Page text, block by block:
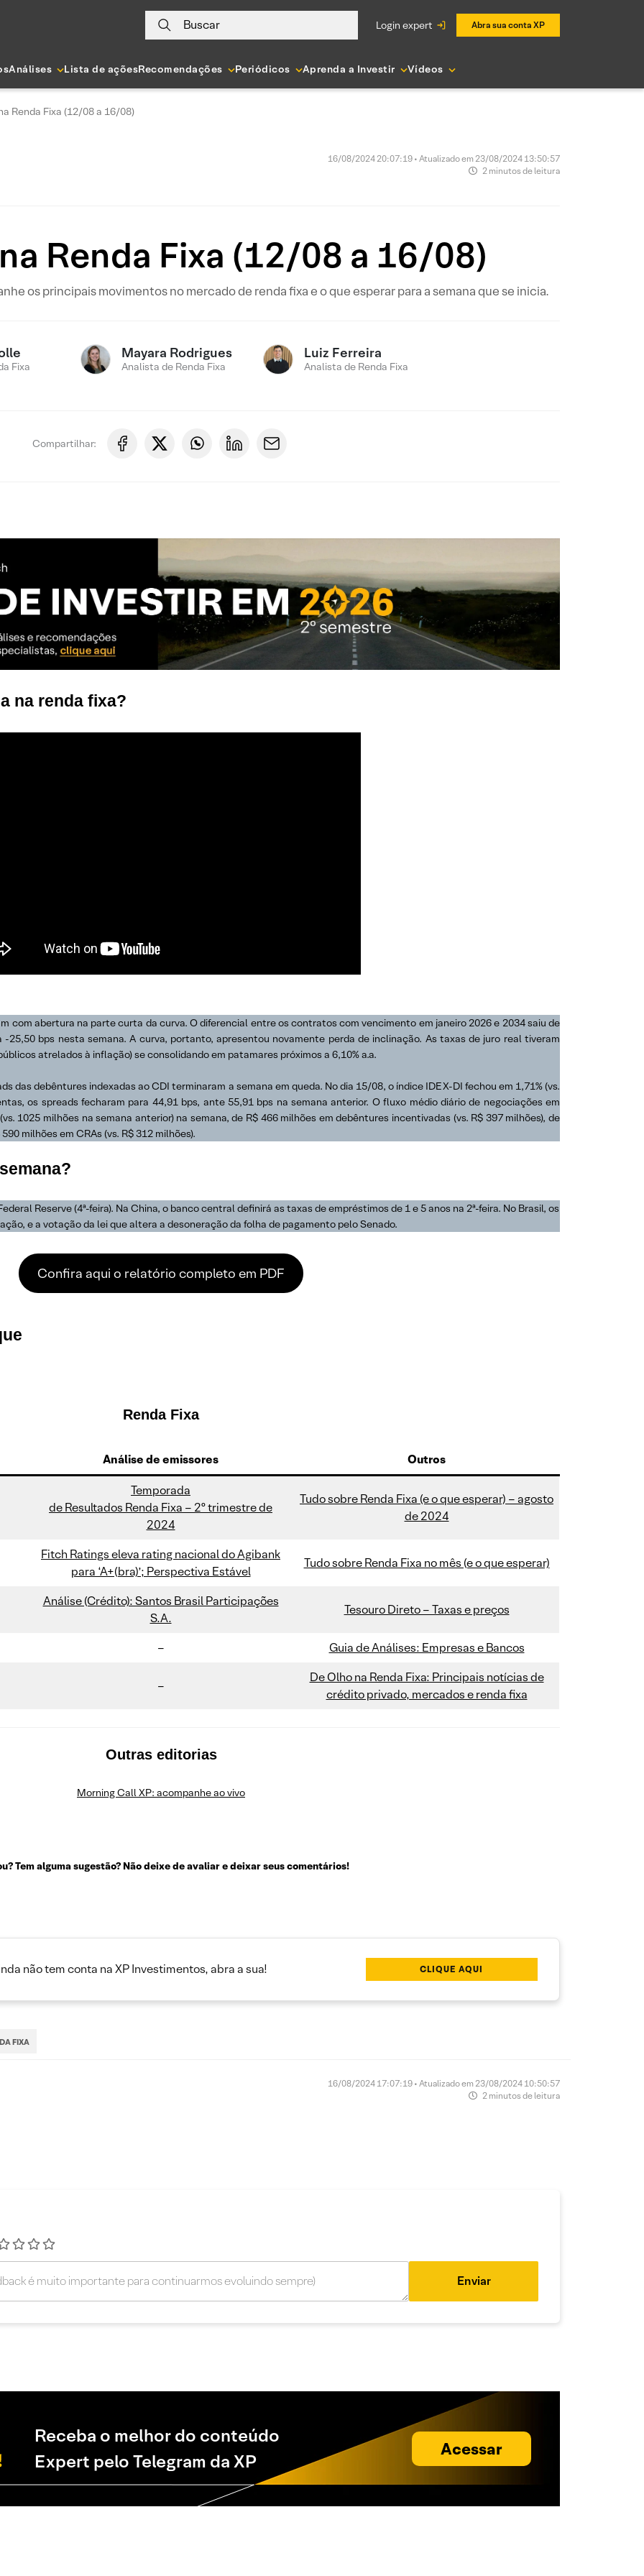
Buscar login expert Abra sua conta XP
Análises Lista de açõesRecomendações Periódicos Aprenda a Investir Vídeos
Renda Fixa (12/08 a 16/08)
16/08/2024 20:07:19 • Atualizado em 23/08/2024 13:50:57
2 minutos de leitura
Renda Fixa (12/08 a 16/08)
os principais movimentos no mercado de renda fixa e o que esperar para a semana que se inicia.
Fixa
Mayara Rodrigues
Analista de Renda Fixa
Luiz Ferreira
Analista de Renda Fixa
Compartilhar:
na renda fixa?
com abertura na parte curta da curva. O diferencial entre os contratos com vencimento em janeiro 2026 e 2034 saiu de
25,50 bps nesta semana. A curva, portanto, apresentou novamente perda de inclinação. As taxas de juro real tiveram
atrelados à inflação) se consolidando em patamares próximos a 6,10% a.a.
das debêntures indexadas ao CDI terminaram a semana em queda. No dia 15/08, o índice IDEX-DI fechou em 1,71% (vs.
os spreads fecharam para 44,91 bps, ante 55,91 bps na semana anterior. O fluxo médio diário de negociações em
1025 milhões na semana anterior) na semana, de R$ 466 milhões em debêntures incentivadas (vs. R$ 397 milhões), de
milhões em CRAs (vs. R$ 312 milhões).
Reserve (4ª-feira). Na China, o banco central definirá as taxas de empréstimos de 1 e 5 anos na 2ª-feira. No Brasil, os
e a votação da lei que altera a desoneração da folha de pagamento pelo Senado.
Confira aqui o relatório completo em PDF
Renda Fixa
Análise de emissores Outros
Temporada
de Resultados Renda Fixa – 2º trimestre de
2024
Tudo sobre Renda Fixa (e o que esperar) – agosto
de 2024
Fitch Ratings eleva rating nacional do Agibank
para ‘A+(bra)’; Perspectiva Estável
Tudo sobre Renda Fixa no mês (e o que esperar)
Análise (Crédito): Santos Brasil Participações
S.A.
Tesouro Direto – Taxas e preços
– Guia de Análises: Empresas e Bancos
–
De Olho na Renda Fixa: Principais notícias de
crédito privado, mercados e renda fixa
Outras editorias
Morning Call XP: acompanhe ao vivo
Tem alguma sugestão? Não deixe de avaliar e deixar seus comentários!
não tem conta na XP Investimentos, abra a sua! CLIQUE AQUI
FIXA
16/08/2024 17:07:19 • Atualizado em 23/08/2024 10:50:57
2 minutos de leitura
Enviar
Receba o melhor do conteúdo
Expert pelo Telegram da XP
Acessar